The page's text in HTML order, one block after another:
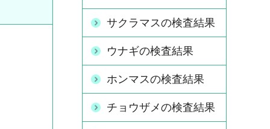
サクラマスの検査結果
ウナギの検査結果
ホンマスの検査結果
チョウザメの検査結果